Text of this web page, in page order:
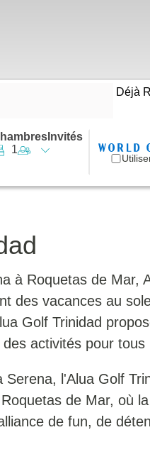
Déjà
Invités
1
à Roquetas de Mar,
des vacances au
Golf Trinidad
activités pour tous
l'Alua Golf
de Mar, où
de fun, de